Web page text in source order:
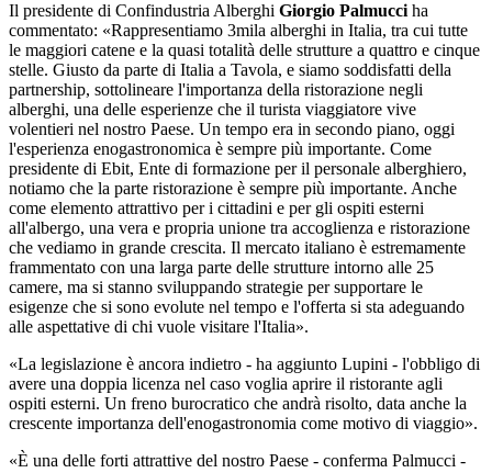
Il presidente di Confindustria Alberghi Giorgio Palmucci ha
commentato: «Rappresentiamo 3mila alberghi in Italia, tra cui tutte
le maggiori catene e la quasi totalità delle strutture a quattro e cinque
stelle. Giusto da parte di Italia a Tavola, e siamo soddisfatti della
partnership, sottolineare l'importanza della ristorazione negli
alberghi, una delle esperienze che il turista viaggiatore vive
volentieri nel nostro Paese. Un tempo era in secondo piano, oggi
l'esperienza enogastronomica è sempre più importante. Come
presidente di Ebit, Ente di formazione per il personale alberghiero,
notiamo che la parte ristorazione è sempre più importante. Anche
come elemento attrattivo per i cittadini e per gli ospiti esterni
all'albergo, una vera e propria unione tra accoglienza e ristorazione
che vediamo in grande crescita. Il mercato italiano è estremamente
frammentato con una larga parte delle strutture intorno alle 25
camere, ma si stanno sviluppando strategie per supportare le
esigenze che si sono evolute nel tempo e l'offerta si sta adeguando
alle aspettative di chi vuole visitare l'Italia».
«La legislazione è ancora indietro - ha aggiunto Lupini - l'obbligo di
avere una doppia licenza nel caso voglia aprire il ristorante agli
ospiti esterni. Un freno burocratico che andrà risolto, data anche la
crescente importanza dell'enogastronomia come motivo di viaggio».
«È una delle forti attrattive del nostro Paese - conferma Palmucci -